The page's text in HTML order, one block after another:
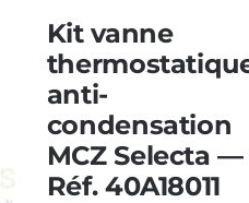
Kit vanne
anti-
condensation
MCZ Selecta —
Réf. 40A18011